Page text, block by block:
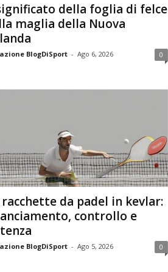
della foglia di felce
maglia della Nuova
BlogDiSport - Ago 6, 2026 0
racchette da padel in kevlar:
controllo e
BlogDiSport - Ago 5, 2026 0